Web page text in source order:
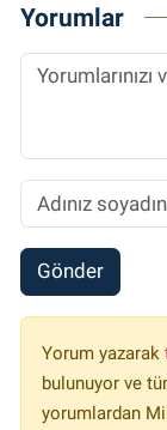
Yorumlar
Gönder
Yorum yazarak
bulunuyor ve
yorumlardan